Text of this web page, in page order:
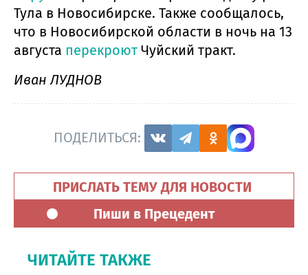
Тула в Новосибирске. Также сообщалось,
что в Новосибирской области в ночь на 13
августа перекроют Чуйский тракт.
Иван ЛУДНОВ
ПОДЕЛИТЬСЯ:
ПРИСЛАТЬ ТЕМУ ДЛЯ НОВОСТИ
Пиши в Прецедент
ЧИТАЙТЕ ТАКЖЕ